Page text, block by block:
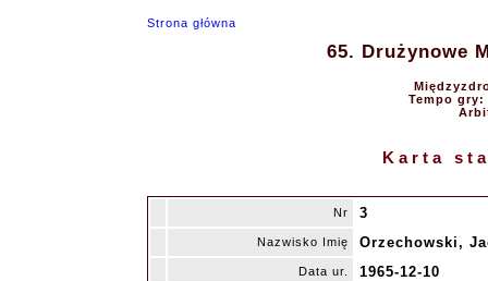
Strona główna
65. Drużynowe
Tempo gry:
Karta
Nr 3
Nazwisko Imię Orzechowski,
Data ur. 1965-12-10